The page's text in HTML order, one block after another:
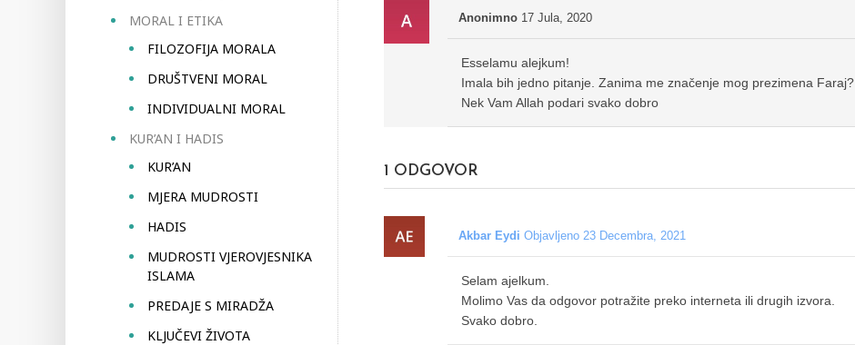
MORAL I ETIKA
FILOZOFIJA MORALA
DRUŠTVENI MORAL
INDIVIDUALNI MORAL
KUR’AN I HADIS
KUR’AN
MJERA MUDROSTI
HADIS
MUDROSTI VJEROVJESNIKA
ISLAMA
PREDAJE S MIRADŽA
KLJUČEVI ŽIVOTA
Anonimno 17 Jula, 2020
Esselamu alejkum!
Imala bih jedno pitanje. Zanima me značenje mog prezimena Faraj?
Nek Vam Allah podari svako dobro
1 ODGOVOR
Akbar Eydi Objavljeno 23 Decembra, 2021
Selam ajelkum.
Molimo Vas da odgovor potražite preko interneta ili drugih izvora.
Svako dobro.